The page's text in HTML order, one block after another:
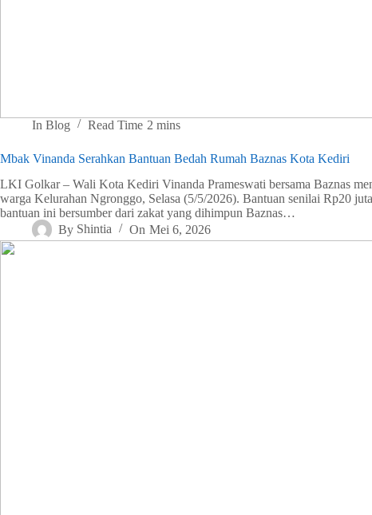
In Blog Read Time 2 mins
Mbak Vinanda Serahkan Bantuan Bedah Rumah Baznas Kota Kediri
LKI Golkar – Wali Kota Kediri Vinanda Prameswati bersama Baznas
warga Kelurahan Ngronggo, Selasa (5/5/2026). Bantuan senilai Rp20
bantuan ini bersumber dari zakat yang dihimpun Baznas…
By Shintia On Mei 6, 2026